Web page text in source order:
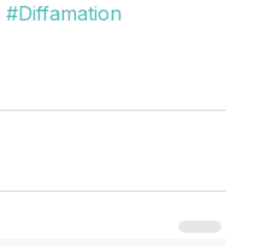
#Diffamation